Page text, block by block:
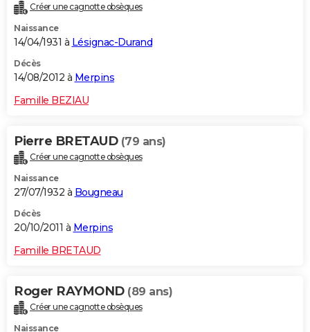
Créer une cagnotte obsèques
Naissance
14/04/1931 à Lésignac-Durand
Décès
14/08/2012 à Merpins
Famille BEZIAU
Pierre BRETAUD (79 ans)
Créer une cagnotte obsèques
Naissance
27/07/1932 à Bougneau
Décès
20/10/2011 à Merpins
Famille BRETAUD
Roger RAYMOND (89 ans)
Créer une cagnotte obsèques
Naissance